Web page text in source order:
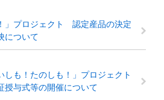
」プロジェクト 認定産品の決定
について
しも！たのしも！」プロジェクト
授与式等の開催について